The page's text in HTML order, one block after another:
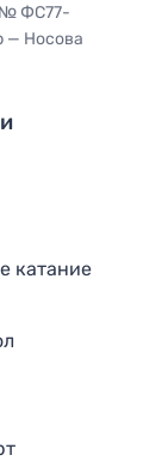
№ ФС77-
— Носова
катание